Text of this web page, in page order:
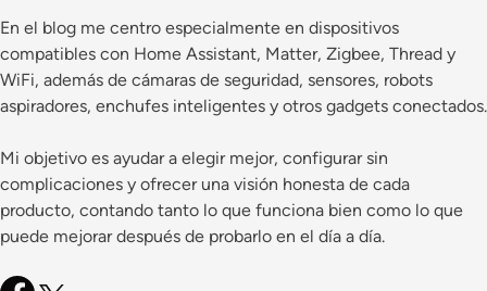
En el blog me centro especialmente en dispositivos
compatibles con Home Assistant, Matter, Zigbee, Thread y
WiFi, además de cámaras de seguridad, sensores, robots
aspiradores, enchufes inteligentes y otros gadgets conectados.
Mi objetivo es ayudar a elegir mejor, configurar sin
complicaciones y ofrecer una visión honesta de cada
producto, contando tanto lo que funciona bien como lo que
puede mejorar después de probarlo en el día a día.